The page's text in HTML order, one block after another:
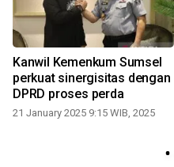
Kanwil Kemenkum Sumsel
perkuat sinergisitas dengan
DPRD proses perda
21 January 2025 9:15 WIB, 2025